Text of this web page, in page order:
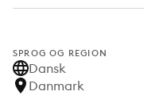
SPROG OG REGION
Dansk
Danmark